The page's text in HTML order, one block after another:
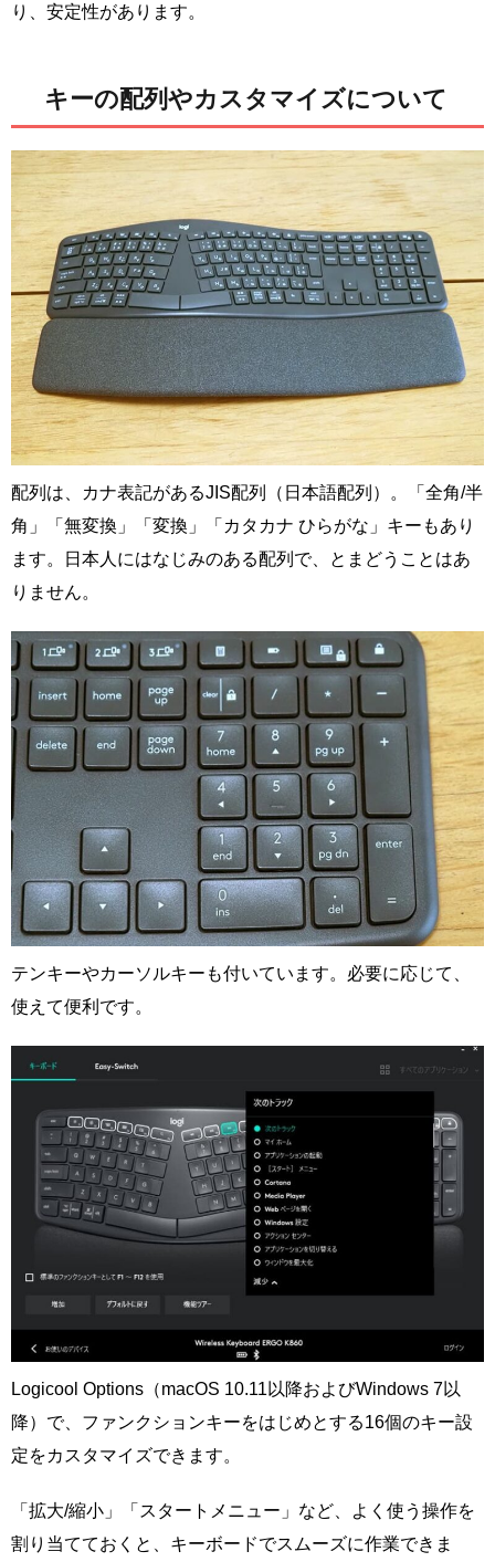
り、安定性があります。
キーの配列やカスタマイズについて
配列は、カナ表記があるJIS配列（日本語配列）。「全角/半
角」「無変換」「変換」「カタカナ ひらがな」キーもあり
ます。日本人にはなじみのある配列で、とまどうことはあ
りません。
テンキーやカーソルキーも付いています。必要に応じて、
使えて便利です。
Logicool Options（macOS 10.11以降およびWindows 7以
降）で、ファンクションキーをはじめとする16個のキー設
定をカスタマイズできます。
「拡大/縮小」「スタートメニュー」など、よく使う操作を
割り当てておくと、キーボードでスムーズに作業できま